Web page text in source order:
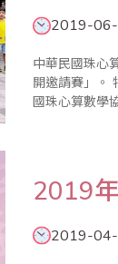
2019-
中華民國珠心
開邀請賽」。 特別引人矚目的是，這場大賽跨越了地域限制，為鼓勵更多學子精進技藝、磨練膽識，中華民
國珠心算數學
2019
2019-